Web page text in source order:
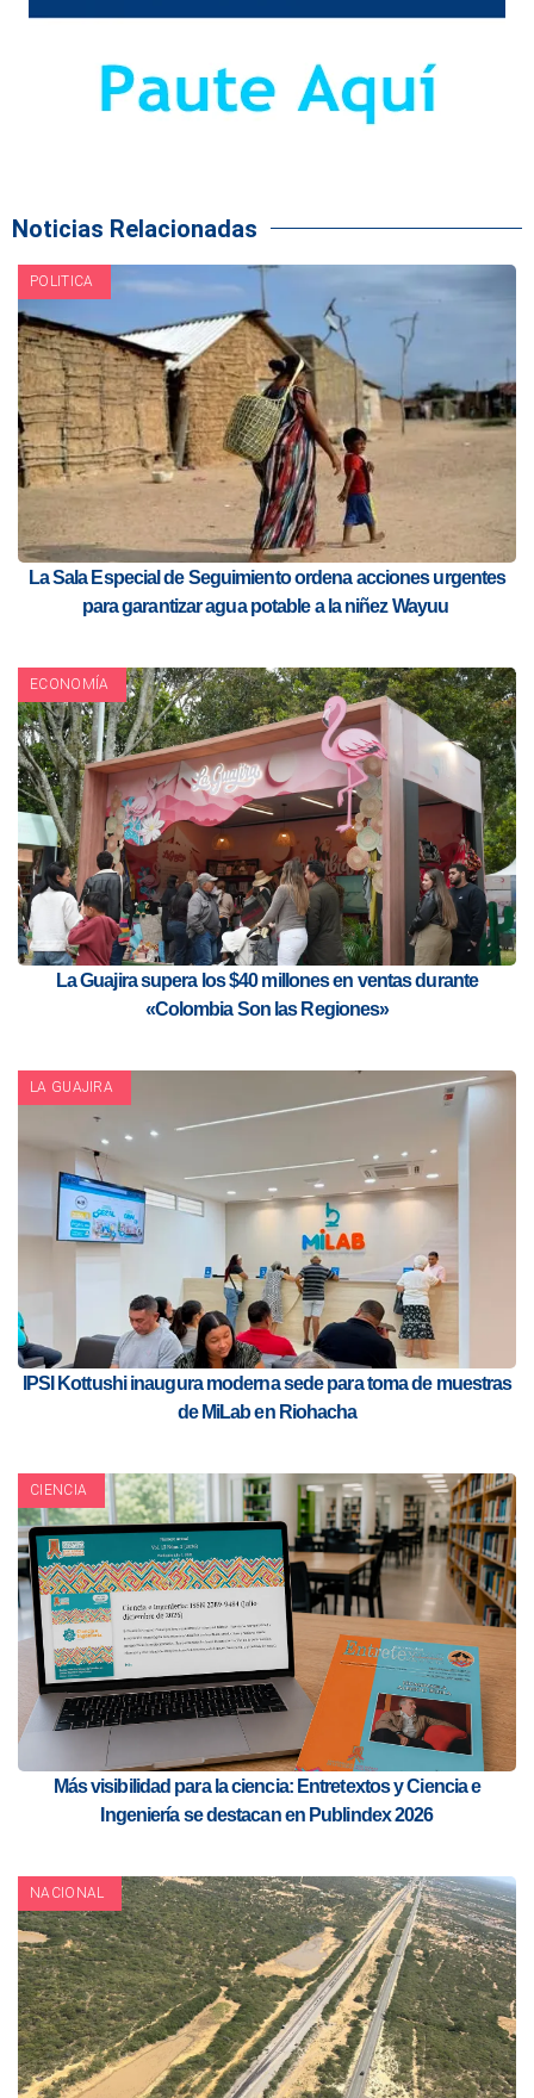
Noticias Relacionadas
POLITICA
La Sala Especial de Seguimiento ordena acciones urgentes
para garantizar agua potable a la niñez Wayuu
ECONOMÍA
La Guajira supera los $40 millones en ventas durante
«Colombia Son las Regiones»
LA GUAJIRA
IPSI Kottushi inaugura moderna sede para toma de muestras
de MiLab en Riohacha
CIENCIA
Más visibilidad para la ciencia: Entretextos y Ciencia e
Ingeniería se destacan en Publindex 2026
NACIONAL